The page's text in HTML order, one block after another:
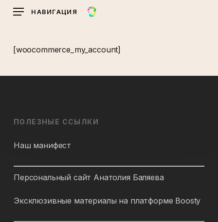
Skip
content
НАВИГАЦИЯ
[woocommerce_my_account]
ПОЛЕЗНЫЕ ССЫЛКИ
Наш манифест
Персональный сайт Анатолия Баляева
Эксклюзивные материалы на платформе Boosty